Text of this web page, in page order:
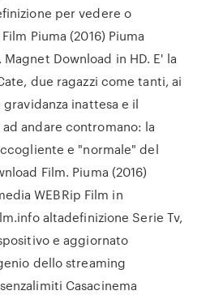
per vedere o
Piuma (2016) Piuma
Download in HD. E' la
due ragazzi come tanti, ai
inattesa e il
andare contromano: la
e "normale" del
Film. Piuma (2016)
WEBRip Film in
altadefinizione Serie Tv,
e aggiornato
dello streaming
Casacinema